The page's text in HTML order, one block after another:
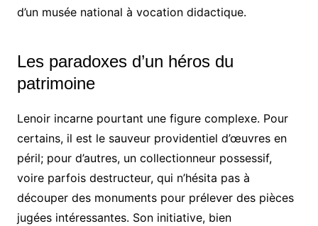
d’un musée national à vocation didactique.
Les paradoxes d’un héros du
patrimoine
Lenoir incarne pourtant une figure complexe. Pour
certains, il est le sauveur providentiel d’œuvres en
péril; pour d’autres, un collectionneur possessif,
voire parfois destructeur, qui n’hésita pas à
découper des monuments pour prélever des pièces
jugées intéressantes. Son initiative, bien